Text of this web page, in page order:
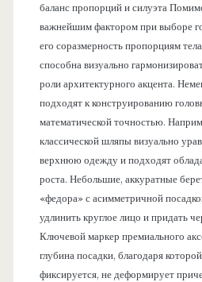
баланс пропорций и силуэта
важнейшим фактором при выборе
его соразмерность пропорциям
способна визуально
роли архитектурного акцента.
подходят к конструированию
математической точностью.
классической шляпы визуально
верхнюю одежду и подходят
роста. Небольшие, аккуратные
«федора» с асимметричной
удлинить круглое лицо и придать
Ключевой маркер премиального
глубина посадки, благодаря
фиксируется, не деформирует